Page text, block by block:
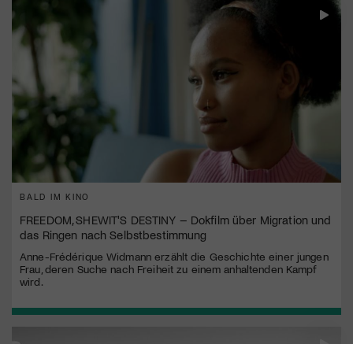
BALD IM KINO
FREEDOM, SHEWIT'S DESTINY – Dokfilm über Migration und
das Ringen nach Selbstbestimmung
Anne-Frédérique Widmann erzählt die Geschichte einer jungen
Frau, deren Suche nach Freiheit zu einem anhaltenden Kampf
wird.